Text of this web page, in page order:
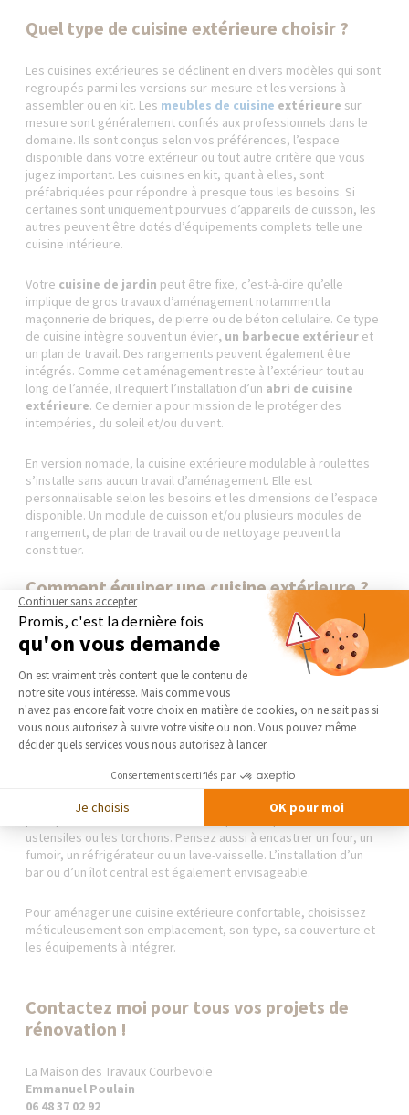
Quel type de cuisine extérieure choisir ?
Les cuisines extérieures se déclinent en divers modèles qui sont
regroupés parmi les versions sur-mesure et les versions à
assembler ou en kit. Les meubles de cuisine extérieure sur
mesure sont généralement confiés aux professionnels dans le
domaine. Ils sont conçus selon vos préférences, l’espace
disponible dans votre extérieur ou tout autre critère que vous
jugez important. Les cuisines en kit, quant à elles, sont
préfabriquées pour répondre à presque tous les besoins. Si
certaines sont uniquement pourvues d’appareils de cuisson, les
autres peuvent être dotés d’équipements complets telle une
cuisine intérieure.
Votre cuisine de jardin peut être fixe, c’est-à-dire qu’elle
implique de gros travaux d’aménagement notamment la
maçonnerie de briques, de pierre ou de béton cellulaire. Ce type
de cuisine intègre souvent un évier, un barbecue extérieur et
un plan de travail. Des rangements peuvent également être
intégrés. Comme cet aménagement reste à l’extérieur tout au
long de l’année, il requiert l’installation d’un abri de cuisine
extérieure. Ce dernier a pour mission de le protéger des
intempéries, du soleil et/ou du vent.
En version nomade, la cuisine extérieure modulable à roulettes
s’installe sans aucun travail d’aménagement. Elle est
personnalisable selon les besoins et les dimensions de l’espace
disponible. Un module de cuisson et/ou plusieurs modules de
rangement, de plan de travail ou de nettoyage peuvent la
constituer.
Comment équiper une cuisine extérieure ?
Le choix des équipements à intégrer figure parmi les tâches
importantes de l’aménagement d’une cuisine extérieure.
Parmi les incontournables, vous retrouverez l’espace cuisson,
l’espace de préparation et le point d’eau. En ce qui concerne la
cuisson, vous pouvez vous tourner vers la plancha ou le
barbecue. Pour le nettoyage, unévier extérieurest nécessaire
pour laver les ingrédients ou les ustensiles. Pour la préparation,
vous aurez besoin d’un ou de deux plans de travail situés à
proximité de la zone de cuisson et de l’évier. Si vous souhaitez
profiter d’une cuisine d’été réellement confortable, vous pouvez
l’équiper avec d’autres accessoires et des rangements
pratiques notamment une crédence pour suspendre les
ustensiles ou les torchons. Pensez aussi à encastrer un four, un
fumoir, un réfrigérateur ou un lave-vaisselle. L’installation d’un
bar ou d’un îlot central est également envisageable.
Pour aménager une cuisine extérieure confortable, choisissez
méticuleusement son emplacement, son type, sa couverture et
les équipements à intégrer.
Contactez moi pour tous vos projets de
rénovation !
La Maison des Travaux Courbevoie
Emmanuel Poulain
06 48 37 02 92
Continuer sans accepter
Promis, c'est la dernière fois
qu'on vous demande
Plateforme de Gestion du
On est vraiment très content que le contenu de
notre site vous intéresse. Mais comme vous
n'avez pas encore fait votre choix en matière de cookies, on ne sait pas si
vous nous autorisez à suivre votre visite ou non. Vous pouvez même
décider quels services vous nous autorisez à lancer.
Consentements certifiés par
Je choisis OK pour moi
Axeptio consent